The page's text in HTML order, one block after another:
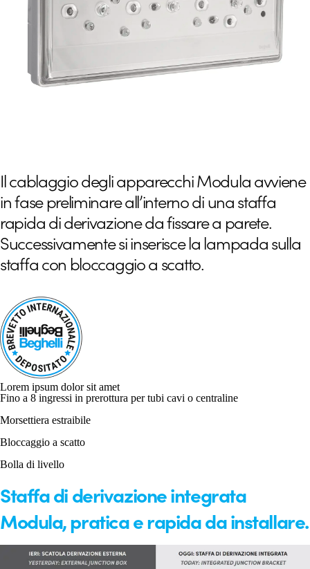
Il cablaggio degli apparecchi Modula avviene
in fase preliminare all’interno di una staffa
rapida di derivazione da fissare a parete.
Successivamente si inserisce la lampada sulla
staffa con bloccaggio a scatto.
Lorem ipsum dolor sit amet
Fino a 8 ingressi in prerottura per tubi cavi o centraline
Morsettiera estraibile
Bloccaggio a scatto
Bolla di livello
Staffa di derivazione integrata
Modula, pratica e rapida da installare.